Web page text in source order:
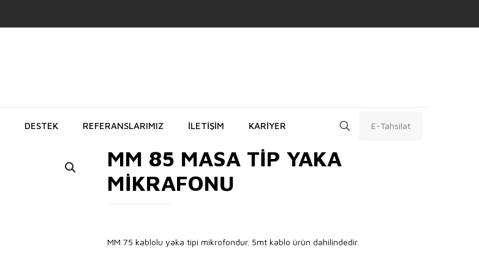
DESTEK REFERANSLARIMIZ İLETİŞİM KARİYER E-Tahsilat
MM 85 MASA TİP YAKA
MİKRAFONU
MM 75 kablolu yaka tipi mikrofondur. 5mt kablo ürün dahilindedir.